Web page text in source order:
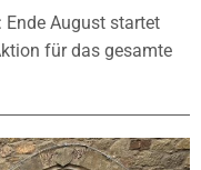
August startet
für das gesamte